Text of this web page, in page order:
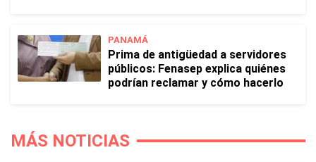
PANAMÁ
Prima de antigüedad a servidores
públicos: Fenasep explica quiénes
podrían reclamar y cómo hacerlo
MÁS NOTICIAS